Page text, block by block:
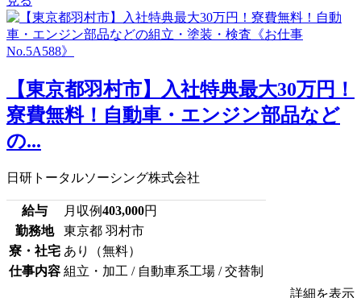
【東京都羽村市】入社特典最大30万円！
寮費無料！自動車・エンジン部品など
の...
日研トータルソーシング株式会社
給与 月収例403,000円
勤務地
東京都 羽村市
寮・社宅 あり（無料）
仕事内容 組立・加工 / 自動車系工場 / 交替制
詳細を表示